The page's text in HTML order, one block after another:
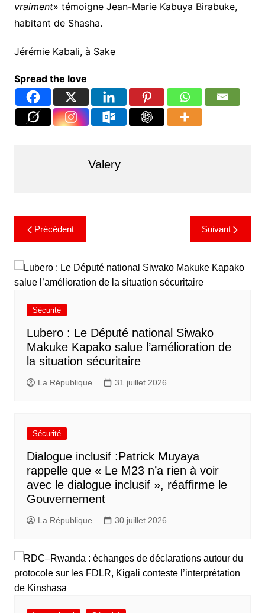
vraiment» témoigne Jean-Marie Kabuya Birabuke,
habitant de Shasha.
Jérémie Kabali, à Sake
Spread the love
Valery
Précédent Suivant
Sécurité
Lubero : Le Député national Siwako
Makuke Kapako salue l’amélioration de
la situation sécuritaire
La République 31 juillet 2026
Sécurité
Dialogue inclusif :Patrick Muyaya
rappelle que « Le M23 n’a rien à voir
avec le dialogue inclusif », réaffirme le
Gouvernement
La République 30 juillet 2026